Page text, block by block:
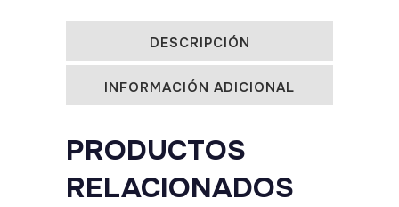
quantity
DESCRIPCIÓN
INFORMACIÓN ADICIONAL
PRODUCTOS
RELACIONADOS